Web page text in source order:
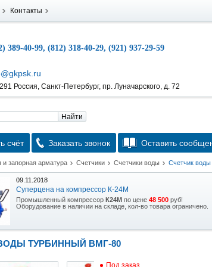
Контакты
389-40-99, (812) 318-40-29, (921) 937-29-59
Россия, Санкт-Петербург, пр. Луначарского, д. 72
Найти
счёт Заказать звонок Оставить
и запорная арматура Счетчики Счетчики воды Счетчик
09.11.2018
Суперцена на компрессор К-24М
Промышленный компрессор К24М по цене 48 500 руб!
Оборудование в наличии на складе, кол-во товара ограничено.
15.10.2018
Скидка на гидравлическую тележку
Уникальная возможность приобрести (в наличии на складе)
ТУРБИННЫЙ ВМГ-80
Под заказ